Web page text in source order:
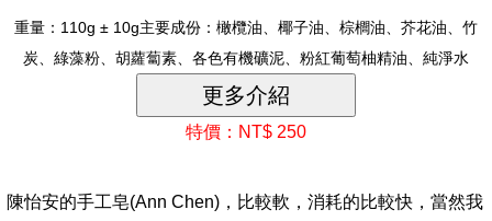
重量：110g ± 10g主要成份：橄欖油、椰子油、棕櫚油、芥花油、竹
炭、綠藻粉、胡蘿蔔素、各色有機礦泥、粉紅葡萄柚精油、純淨水
特價：NT$ 250
陳怡安的手工皂(Ann Chen)，比較軟，消耗的比較快，當然我